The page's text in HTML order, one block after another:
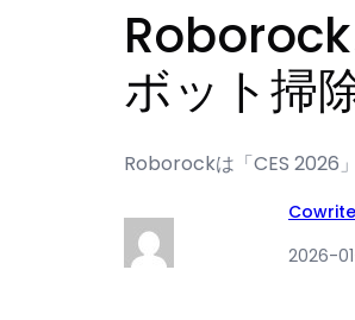
ボット掃
Roborockは「CES 2026
2026-